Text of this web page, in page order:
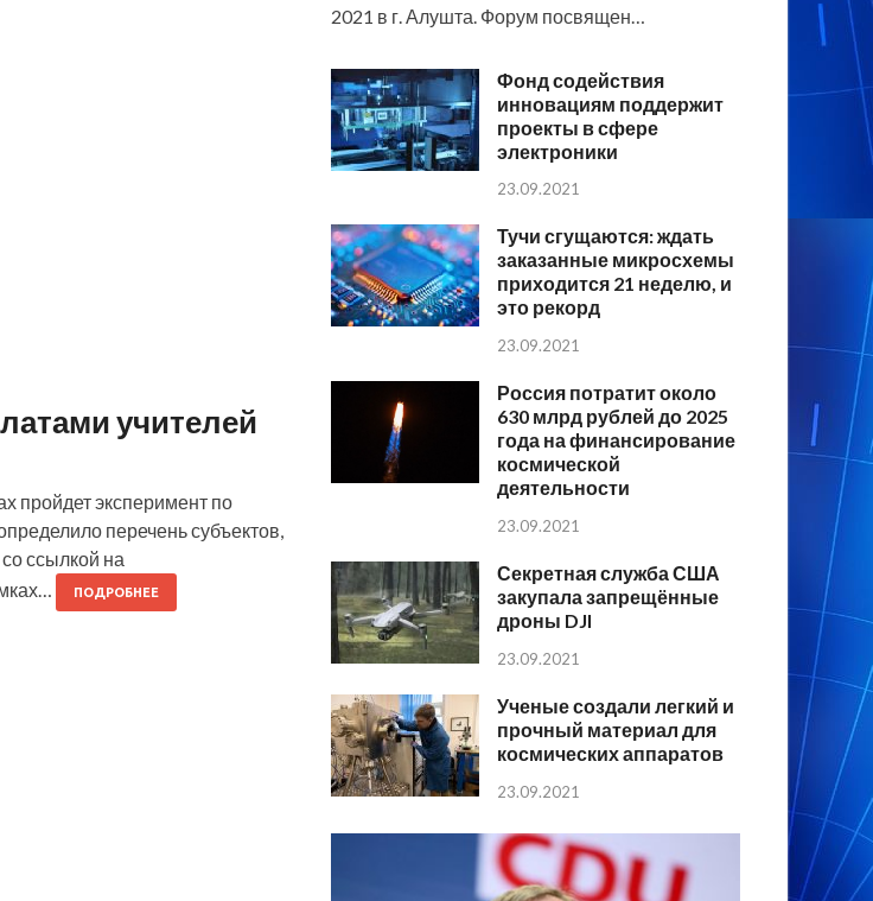
учителей
пройдет эксперимент по
перечень субъектов,
ссылкой на
ПОДРОБНЕЕ
2021 в г. Алушта. Форум посвящен…
Фонд содействия
инновациям поддержит
проекты в сфере
электроники
23.09.2021
Тучи сгущаются: ждать
заказанные микросхемы
приходится 21 неделю, и
это рекорд
23.09.2021
Россия потратит около
630 млрд рублей до 2025
года на финансирование
космической
деятельности
23.09.2021
Секретная служба США
закупала запрещённые
дроны DJI
23.09.2021
Ученые создали легкий и
прочный материал для
космических аппаратов
23.09.2021